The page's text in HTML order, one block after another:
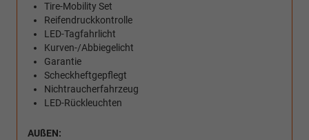
Tire-Mobility Set
Reifendruckkontrolle
LED-Tagfahrlicht
Kurven-/Abbiegelicht
Garantie
Scheckheftgepflegt
Nichtraucherfahrzeug
LED-Rückleuchten
AUßEN: